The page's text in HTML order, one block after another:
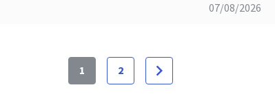
07/08/2026
1 2 navigate_next